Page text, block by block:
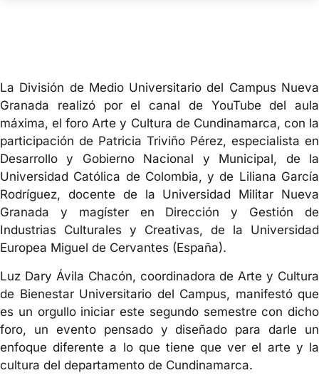
La División de Medio Universitario del Campus Nueva
Granada realizó por el canal de YouTube del aula
máxima, el foro Arte y Cultura de Cundinamarca, con la
participación de Patricia Triviño Pérez, especialista en
Desarrollo y Gobierno Nacional y Municipal, de la
Universidad Católica de Colombia, y de Liliana García
Rodríguez, docente de la Universidad Militar Nueva
Granada y magíster en Dirección y Gestión de
Industrias Culturales y Creativas, de la Universidad
Europea Miguel de Cervantes (España).
Luz Dary Ávila Chacón, coordinadora de Arte y Cultura
de Bienestar Universitario del Campus, manifestó que
es un orgullo iniciar este segundo semestre con dicho
foro, un evento pensado y diseñado para darle un
enfoque diferente a lo que tiene que ver el arte y la
cultura del departamento de Cundinamarca.